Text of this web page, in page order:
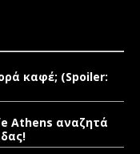
καφέ; (Spoiler:
Athens αναζητά